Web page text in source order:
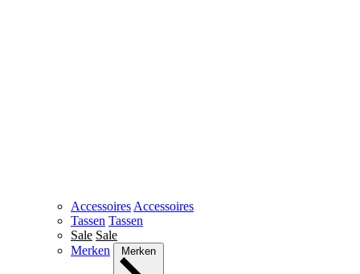
Accessoires Accessoires
Tassen Tassen
Sale Sale
Merken
Merken